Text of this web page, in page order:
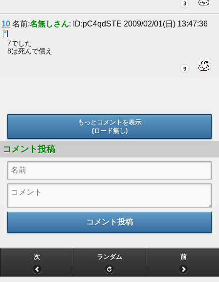
3
10 名前:名無しさん: ID:pC4qdSTE 2009/02/01(日) 13:47:36
7でした
8は死んで償え
9
もっとコメントを表示
(ロード無し)
コメント投稿
コメント投稿
次 ランダム 前